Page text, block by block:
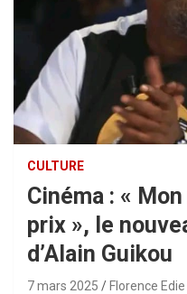
CULTURE
Cinéma : «
prix », le
d’Alain Guikou
7 mars 2025 Florence Edie